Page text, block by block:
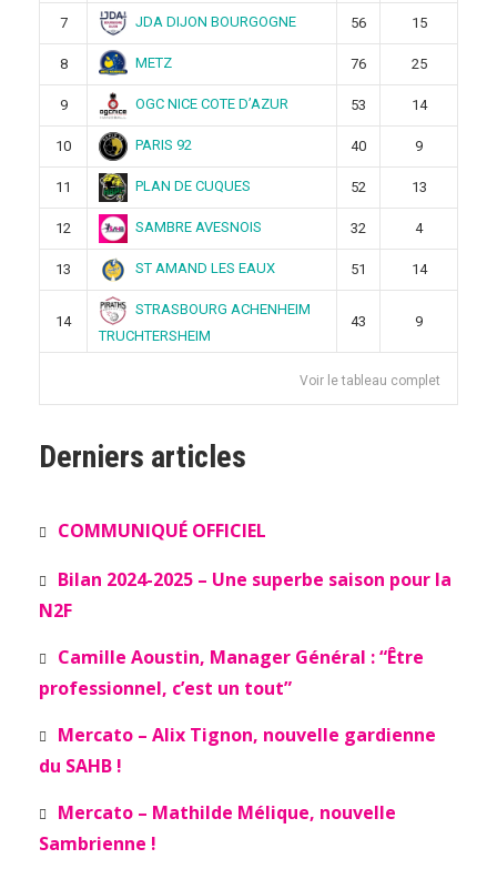
7 JDA DIJON BOURGOGNE 56 15
8 METZ 76 25
9 OGC NICE COTE D’AZUR 53 14
10 PARIS 92 40 9
11 PLAN DE CUQUES 52 13
12 SAMBRE AVESNOIS 32 4
13 ST AMAND LES EAUX 51 14
14
STRASBOURG ACHENHEIM
TRUCHTERSHEIM
43 9
Voir le tableau complet
Derniers articles
COMMUNIQUÉ OFFICIEL
Bilan 2024-2025 – Une superbe saison pour la
N2F
Camille Aoustin, Manager Général : “Être
professionnel, c’est un tout”
Mercato – Alix Tignon, nouvelle gardienne
du SAHB !
Mercato – Mathilde Mélique, nouvelle
Sambrienne !